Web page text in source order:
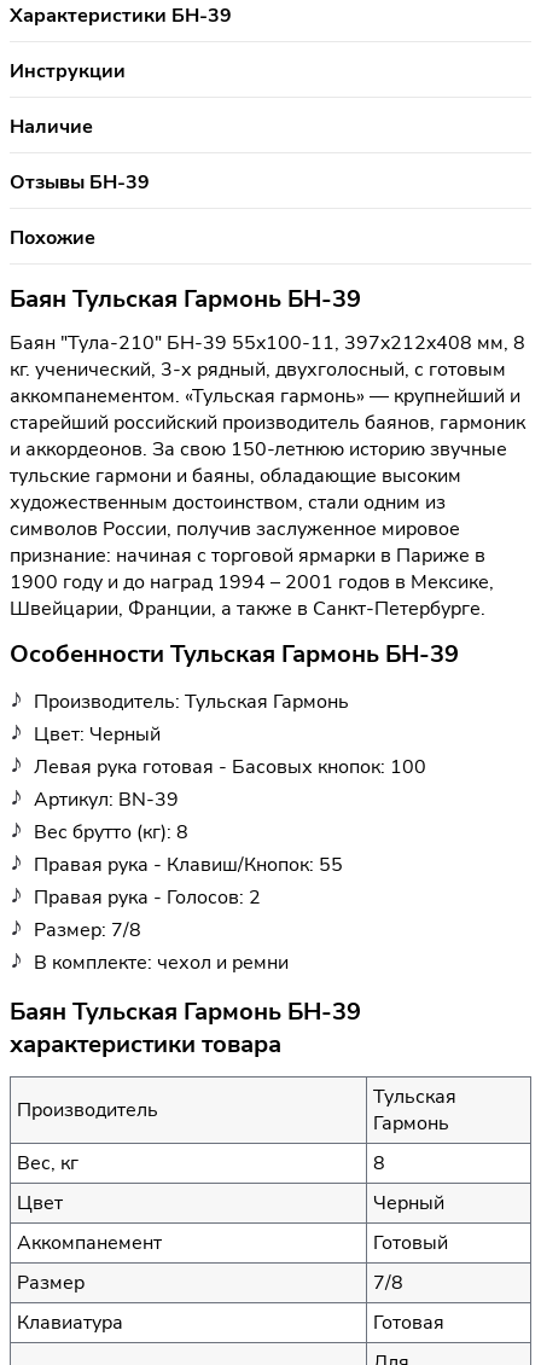
Характеристики БН-39
Инструкции
Наличие
Отзывы БН-39
Похожие
Баян Тульская Гармонь БН-39
Баян "Тула-210" БН-39 55x100-11, 397x212x408 мм, 8
кг. ученический, 3-х рядный, двухголосный, с готовым
аккомпанементом. «Тульская гармонь» — крупнейший и
старейший российский производитель баянов, гармоник
и аккордеонов. За свою 150-летнюю историю звучные
тульские гармони и баяны, обладающие высоким
художественным достоинством, стали одним из
символов России, получив заслуженное мировое
признание: начиная с торговой ярмарки в Париже в
1900 году и до наград 1994 – 2001 годов в Мексике,
Швейцарии, Франции, а также в Санкт-Петербурге.
Особенности Тульская Гармонь БН-39
Производитель: Тульская Гармонь
Цвет: Черный
Левая рука готовая - Басовых кнопок: 100
Артикул: BN-39
Вес брутто (кг): 8
Правая рука - Клавиш/Кнопок: 55
Правая рука - Голосов: 2
Размер: 7/8
В комплекте: чехол и ремни
Баян Тульская Гармонь БН-39
характеристики товара
Производитель
Тульская
Гармонь
Вес, кг
8
Цвет
Черный
Аккомпанемент
Готовый
Размер
7/8
Клавиатура
Готовая